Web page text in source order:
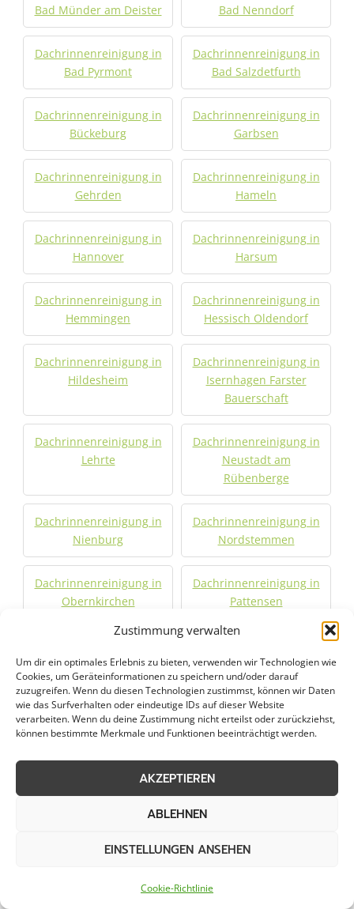
Zustimmung verwalten
Um dir ein optimales Erlebnis zu bieten, verwenden wir Technologien wie
Cookies, um Geräteinformationen zu speichern und/oder darauf
zuzugreifen. Wenn du diesen Technologien zustimmst, können wir Daten
wie das Surfverhalten oder eindeutige IDs auf dieser Website
verarbeiten. Wenn du deine Zustimmung nicht erteilst oder zurückziehst,
können bestimmte Merkmale und Funktionen beeinträchtigt werden.
AKZEPTIEREN
ABLEHNEN
EINSTELLUNGEN ANSEHEN
Cookie-Richtlinie
Bad Münder am Deister
Bad Nenndorf
Dachrinnenreinigung in
Bad Pyrmont
Dachrinnenreinigung in
Bad Salzdetfurth
Dachrinnenreinigung in
Bückeburg
Dachrinnenreinigung in
Garbsen
Dachrinnenreinigung in
Gehrden
Dachrinnenreinigung in
Hameln
Dachrinnenreinigung in
Hannover
Dachrinnenreinigung in
Harsum
Dachrinnenreinigung in
Hemmingen
Dachrinnenreinigung in
Hessisch Oldendorf
Dachrinnenreinigung in
Hildesheim
Dachrinnenreinigung in
Isernhagen Farster
Bauerschaft
Dachrinnenreinigung in
Lehrte
Dachrinnenreinigung in
Neustadt am
Rübenberge
Dachrinnenreinigung in
Nienburg
Dachrinnenreinigung in
Nordstemmen
Dachrinnenreinigung in
Obernkirchen
Dachrinnenreinigung in
Pattensen
Rehburg-Loccum
Rinteln
Dachrinnenreinigung in
Ronnenberg
Dachrinnenreinigung in
Salzhemmendorf
Sehnde
Springe
Dachrinnenreinigung in
Dachrinnenreinigung in